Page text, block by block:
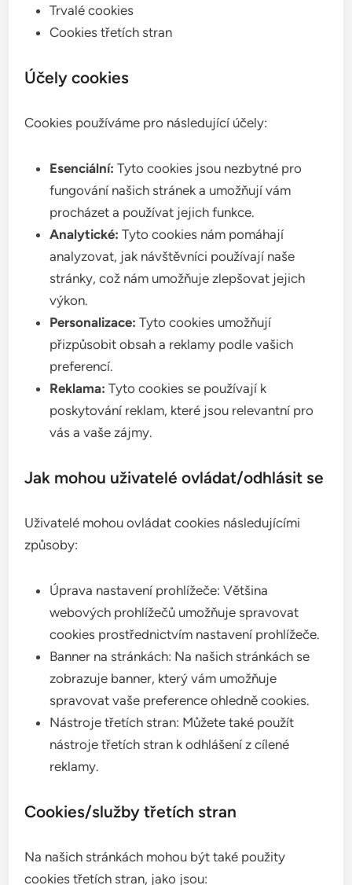
Trvalé cookies
Cookies třetích stran
Účely cookies
Cookies používáme pro následující účely:
Esenciální: Tyto cookies jsou nezbytné pro
fungování našich stránek a umožňují vám
procházet a používat jejich funkce.
Analytické: Tyto cookies nám pomáhají
analyzovat, jak návštěvníci používají naše
stránky, což nám umožňuje zlepšovat jejich
výkon.
Personalizace: Tyto cookies umožňují
přizpůsobit obsah a reklamy podle vašich
preferencí.
Reklama: Tyto cookies se používají k
poskytování reklam, které jsou relevantní pro
vás a vaše zájmy.
Jak mohou uživatelé ovládat/odhlásit se
Uživatelé mohou ovládat cookies následujícími
způsoby:
Úprava nastavení prohlížeče: Většina
webových prohlížečů umožňuje spravovat
cookies prostřednictvím nastavení prohlížeče.
Banner na stránkách: Na našich stránkách se
zobrazuje banner, který vám umožňuje
spravovat vaše preference ohledně cookies.
Nástroje třetích stran: Můžete také použít
nástroje třetích stran k odhlášení z cílené
reklamy.
Cookies/služby třetích stran
Na našich stránkách mohou být také použity
cookies třetích stran, jako jsou: